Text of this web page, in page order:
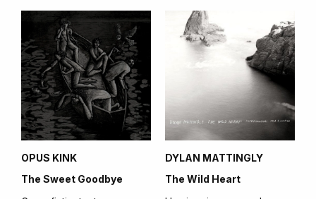
OPUS KINK
The Sweet Goodbye
DYLAN MATTINGLY
The Wild Heart